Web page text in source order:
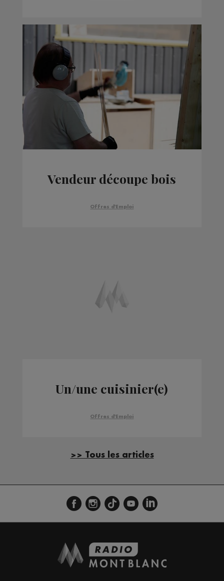
Vendeur découpe bois
Offres d'Emploi
Un/une cuisinier(e)
Offres d'Emploi
>> Tous les articles